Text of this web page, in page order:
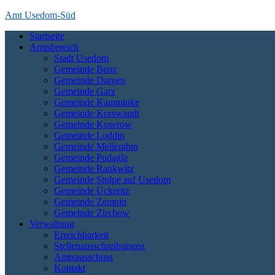
Skip
content
Amt Usedom-Süd
Das Amt Usedom-Süd ist die Verwaltung für einen großen Bereich
die Zecheriner Brücke im Süden der Insel.
Startseite
Amtsbereich
Stadt Usedom
Gemeinde Benz
Gemeinde Dargen
Gemeinde Garz
Gemeinde Kamminke
Gemeinde Korswandt
Gemeinde Koserow
Gemeinde Loddin
Gemeinde Mellenthin
Gemeinde Pudagla
Gemeinde Rankwitz
Gemeinde Stolpe auf Usedom
Gemeinde Ückeritz
Gemeinde Zempin
Gemeinde Zirchow
Verwaltung
Erreichbarkeit
Stellenausschreibungen
Amtsausschuss
Kontakt